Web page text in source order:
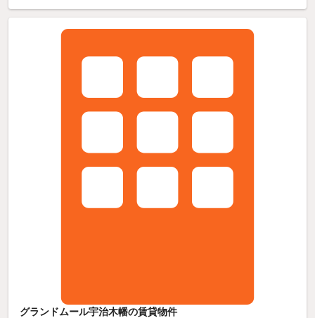
グランドムール宇治木幡の賃貸物件